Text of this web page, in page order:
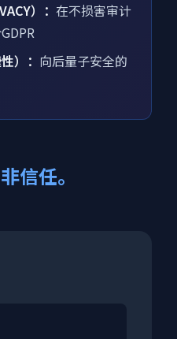
）： 在不损害审计
）： 向后量子安全的
信任。